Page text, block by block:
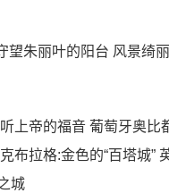
望朱丽叶的阳台 风景绮
上帝的福音 葡萄牙奥
布拉格:金色的“百塔城”
城